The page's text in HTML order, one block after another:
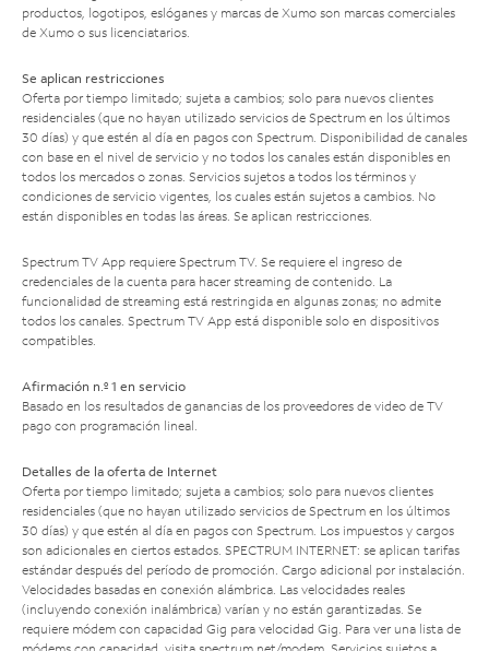
productos, logotipos, eslóganes y marcas de Xumo son marcas comerciales
de Xumo o sus licenciatarios.
Se aplican restricciones
Oferta por tiempo limitado; sujeta a cambios; solo para nuevos clientes
residenciales (que no hayan utilizado servicios de Spectrum en los últimos
30 días) y que estén al día en pagos con Spectrum. Disponibilidad de canales
con base en el nivel de servicio y no todos los canales están disponibles en
todos los mercados o zonas. Servicios sujetos a todos los términos y
condiciones de servicio vigentes, los cuales están sujetos a cambios. No
están disponibles en todas las áreas. Se aplican restricciones.
Spectrum TV App requiere Spectrum TV. Se requiere el ingreso de
credenciales de la cuenta para hacer streaming de contenido. La
funcionalidad de streaming está restringida en algunas zonas; no admite
todos los canales. Spectrum TV App está disponible solo en dispositivos
compatibles.
Afirmación n.º 1 en servicio
Basado en los resultados de ganancias de los proveedores de video de TV
pago con programación lineal.
Detalles de la oferta de Internet
Oferta por tiempo limitado; sujeta a cambios; solo para nuevos clientes
residenciales (que no hayan utilizado servicios de Spectrum en los últimos
30 días) y que estén al día en pagos con Spectrum. Los impuestos y cargos
son adicionales en ciertos estados. SPECTRUM INTERNET: se aplican tarifas
estándar después del período de promoción. Cargo adicional por instalación.
Velocidades basadas en conexión alámbrica. Las velocidades reales
(incluyendo conexión inalámbrica) varían y no están garantizadas. Se
requiere módem con capacidad Gig para velocidad Gig. Para ver una lista de